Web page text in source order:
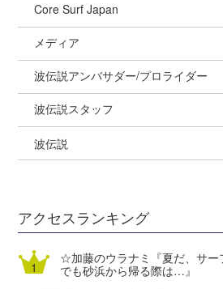
Core Surf Japan
Naoya Kimoto
mitsuteru Kamio
Yasunari Inoue
Yoshiyuki Obata
DELTA FORCE SURF
熊谷素子
メディア
SURFMEDIA
Colors MAGAZINE
WAVAL
波伝説アンバサダー/プロライダー
福島寿実子
中浦“JET”章
進士剛光
植村未来
波伝説スタッフ
☆加藤
Aichan
ECE
波伝説
アクセスランキング
☆加藤のウラナミ『夏だ、サー
でも砂浜から帰る際は…』